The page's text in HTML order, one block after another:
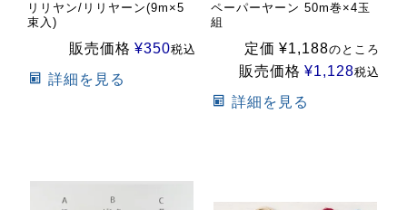
リリヤン/リリヤーン(9m×5
束入)
販売価格 ¥350税込
詳細を見る
ペーパーヤーン 50m巻×4玉
組
定価 ¥1,188のところ
販売価格 ¥1,128税込
詳細を見る